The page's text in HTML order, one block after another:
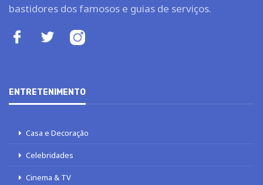
bastidores dos famosos e guias de serviços.
ENTRETENIMENTO
Casa e Decoração
Celebridades
Cinema & TV